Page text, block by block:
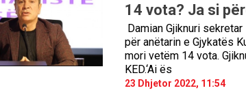
14 vota? Ja si
Damian Gjiknuri
për anëtarin e Gjykatës
mori vetëm 14 vota.
KED.‘Ai ës
23 Dhjetor 2022, 11:54